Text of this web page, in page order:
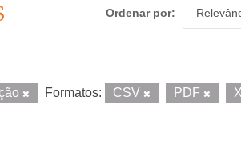
Ordenar por
Formatos: CSV PDF